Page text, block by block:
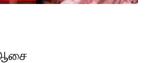
ஆசை